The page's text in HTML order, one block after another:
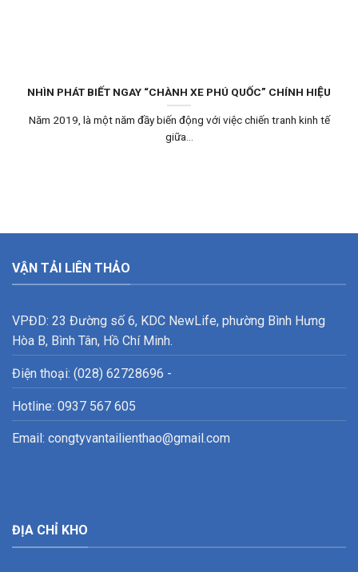
NHÌN PHÁT BIẾT NGAY “CHÀNH XE PHÚ QUỐC” CHÍNH HIỆU
Năm 2019, là một năm đầy biến động với việc chiến tranh kinh tế
giữa...
VẬN TẢI LIÊN THẢO
VPĐD: 23 Đường số 6, KDC NewLife, phường Bình Hưng
Hòa B, Bình Tân, Hồ Chí Minh.
Điện thoại: (028) 62728696 -
Hotline: 0937 567 605
Email: congtyvantailienthao@gmail.com
ĐỊA CHỈ KHO